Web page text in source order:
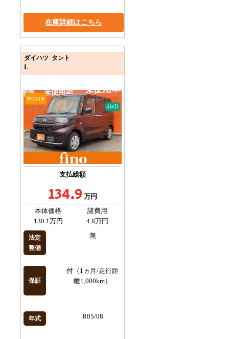
在庫詳細はこちら
ダイハツ タント
L
未使用車
4WD
支払総額
134.9 万円
本体価格
130.1万円
諸費用
4.8万円
法定
整備
無
保証
付（1ヵ月/走行距
離1,000km）
年式 R05/08